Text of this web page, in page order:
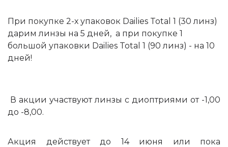
При покупке 2-х упаковок Dailies Total 1 (30 линз)
дарим линзы на 5 дней, а при покупке 1
большой упаковки Dailies Total 1 (90 линз) - на 10
дней!
В акции участвуют линзы с диоптриями от -1,00
до -8,00.
Акция действует до 14 июня или пока